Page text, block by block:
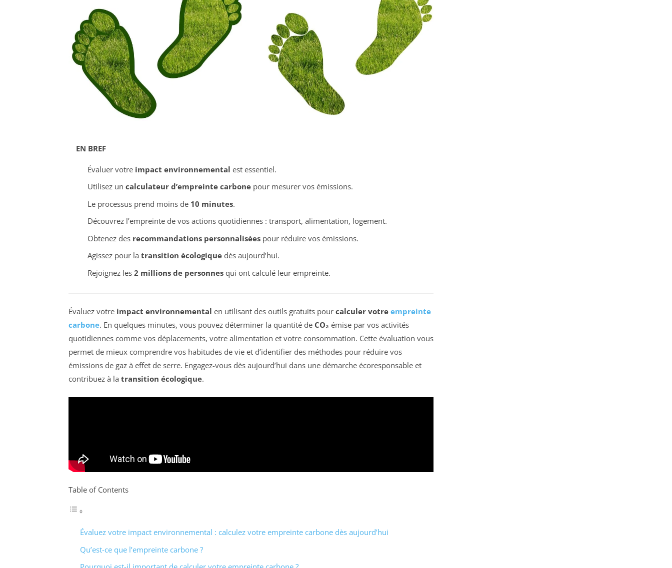
EN BREF
Évaluer votre impact environnemental est essentiel.
Utilisez un calculateur d’empreinte carbonepour mesurer vos émissions.
Le processus prend moins de 10 minutes.
Découvrez l’empreinte de vos actions quotidiennes : transport, alimentation, logement.
Obtenez des recommandations personnaliséespour réduire vos émissions.
Agissez pour la transition écologiquedès aujourd’hui.
Rejoignez les 2 millions de personnesqui ont calculé leur empreinte.
Évaluez votre impact environnemental en utilisant des outils gratuits pour calculer votre empreinte
carbone. En quelques minutes, vous pouvez déterminer la quantité de CO₂ émise par vos activités
quotidiennes comme vos déplacements, votre alimentation et votre consommation. Cette évaluation vous
permet de mieux comprendre vos habitudes de vie et d’identifier des méthodes pour réduire vos
émissions de gaz à effet de serre. Engagez-vous dès aujourd’hui dans une démarche écoresponsable et
contribuez à la transition écologique.
Table of Contents
Évaluez votre impact environnemental : calculez votre empreinte carbone dès aujourd’hui
Qu’est-ce que l’empreinte carbone ?